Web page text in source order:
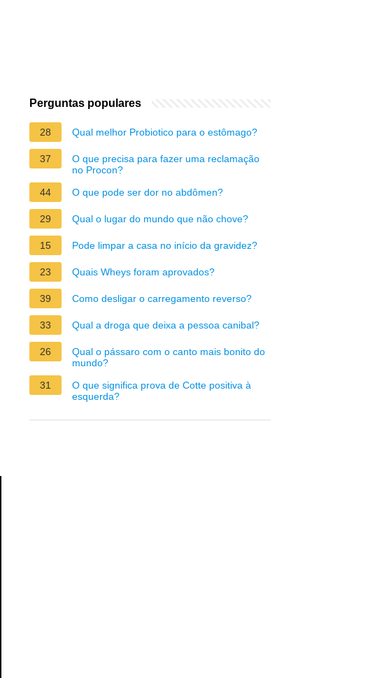
Perguntas populares
28 Qual melhor Probiotico para o estômago?
37
O que precisa para fazer uma reclamação
no Procon?
44
O que pode ser dor no abdômen?
29 Qual o lugar do mundo que não chove?
15 Pode limpar a casa no início da gravidez?
23 Quais Wheys foram aprovados?
39 Como desligar o carregamento reverso?
33 Qual a droga que deixa a pessoa canibal?
26
Qual o pássaro com o canto mais bonito do
mundo?
31
O que significa prova de Cotte positiva à
esquerda?